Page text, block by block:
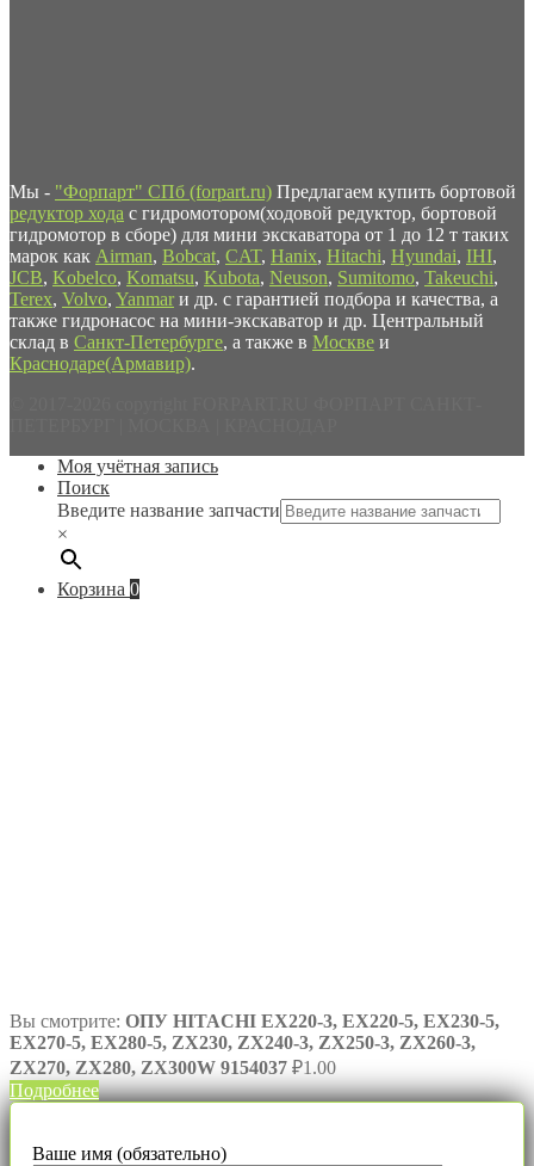
Мы - "Форпарт" СПб (forpart.ru) Предлагаем купить бортовой
редуктор хода с гидромотором(ходовой редуктор, бортовой
гидромотор в сборе) для мини экскаватора от 1 до 12 т таких
марок как Airman, Bobcat, CAT, Hanix, Hitachi, Hyundai, IHI,
JCB, Kobelco, Komatsu, Kubota, Neuson, Sumitomo, Takeuchi,
Terex, Volvo, Yanmar и др. с гарантией подбора и качества, а
также гидронасос на мини-экскаватор и др. Центральный
склад в Санкт-Петербурге, а также в Москве и
Краснодаре(Армавир).
Моя учётная запись
Поиск
Введите название запчасти
×
Корзина 0
Вы смотрите: ОПУ HITACHI EX220-3, EX220-5, EX230-5,
EX270-5, EX280-5, ZX230, ZX240-3, ZX250-3, ZX260-3,
ZX270, ZX280, ZX300W 9154037 ₽1.00
Подробнее
Ваше имя (обязательно)